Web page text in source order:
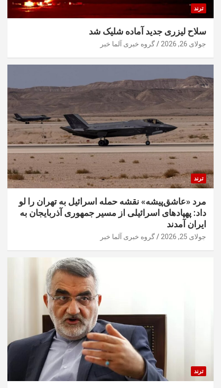
ترند
سلاح لیزری جدید آماده شلیک شد
جولای 26, 2026 گروه خبری آلما خبر
ترند
مرد «عاشق‌پیشه» نقشه حمله اسرائیل به تهران را لو
داد: پهپادهای اسرائیلی از مسیر جمهوری آذربایجان به
ایران آمدند
جولای 25, 2026 گروه خبری آلما خبر
ترند